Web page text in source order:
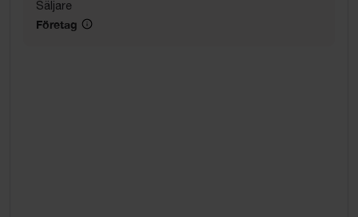
Säljare
Företag